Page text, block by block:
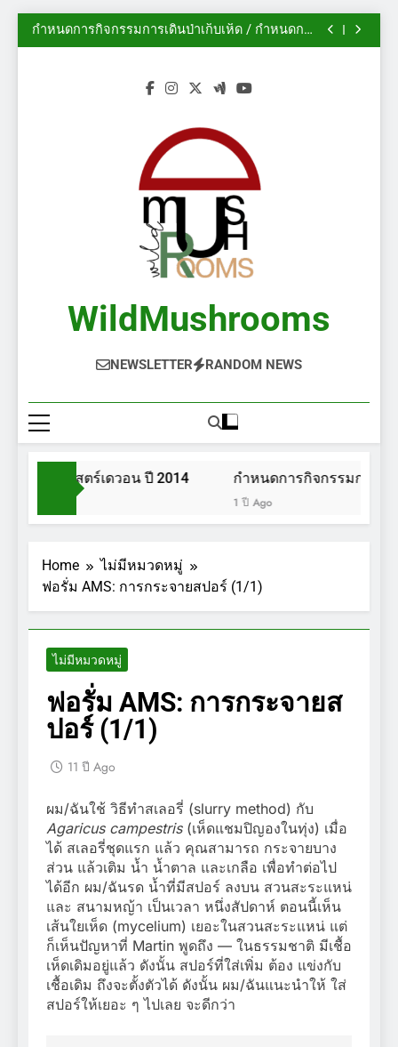
Skip
to
นิทรรศการสวนพฤกษศาสตร์เดวอน ปี 2014
กำหนดการกิจกรรมการเดินป่าเก็บเห็ด / กำหนดการ
งานกิจกรรม
ฟอรั่ม AMS: ฤดูกาลเห็ดในแคลการีเริ่มต้นแล้ว!
นิทรรศการสวนพฤกษศาสตร์เดวอน ปี 2014
กำหนดการกิจกรรมการเดินป่าเก็บเห็ด / กำหนดการ
ไม้ประดับ – เห็ดป่า
WildMushrooms
NEWSLETTER RANDOM NEWS
พฤกษศาสตร์เดวอน ปี 2014 กำหนดการกิจกรรมการเดิ
1 ปี Ago
Home
ไม่มีหมวดหมู่
ฟอรั่ม AMS: การกระจายสปอร์ (1/1)
ไม่มีหมวดหมู่
ฟอรั่ม AMS: การกระจายส
ปอร์ (1/1)
11 ปี Ago
ผม/ฉันใช้ วิธีทำสเลอรี่ (slurry method) กับ
Agaricus campestris(เห็ดแชมปิญองในทุ่ง) เมื่อ
ได้ สเลอรี่ชุดแรก แล้ว คุณสามารถ กระจายบาง
ส่วน แล้วเติม น้ำ น้ำตาล และเกลือ เพื่อทำต่อไป
ได้อีก ผม/ฉันรด น้ำที่มีสปอร์ ลงบน สวนสะระแหน่
และ สนามหญ้า เป็นเวลา หนึ่งสัปดาห์ ตอนนี้เห็น
เส้นใยเห็ด (mycelium) เยอะในสวนสะระแหน่ แต่
ก็เห็นปัญหาที่ Martin พูดถึง — ในธรรมชาติ มีเชื้อ
เห็ดเดิมอยู่แล้ว ดังนั้น สปอร์ที่ใส่เพิ่ม ต้อง แข่งกับ
เชื้อเดิม ถึงจะตั้งตัวได้ ดังนั้น ผม/ฉันแนะนำให้ ใส่
สปอร์ให้เยอะ ๆ ไปเลย จะดีกว่า